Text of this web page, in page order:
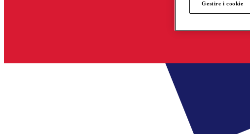
Gestire i cookie